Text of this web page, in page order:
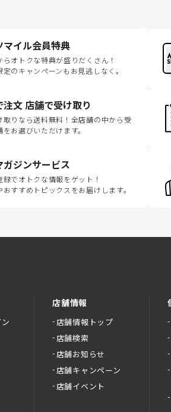
マイル会員特典
らオトクな特典が盛りだくさん！
のキャンペーンもお見逃しなく。
注文 店舗で受け取り
取りなら送料無料！全店舗の中から受
お選びいただけます。
ガジンサービス
録でオトクな情報をゲット！
すすめトピックスをお届けします。
店舗情報
店舗情報トップ
店舗検索
店舗お知らせ
店舗キャンペーン
店舗イベント